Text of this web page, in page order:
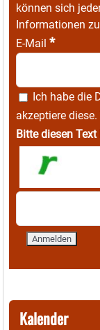
können sich
Informationen
E-Mail *
Ich habe die
akzeptiere diese.
Bitte diesen
Kalender